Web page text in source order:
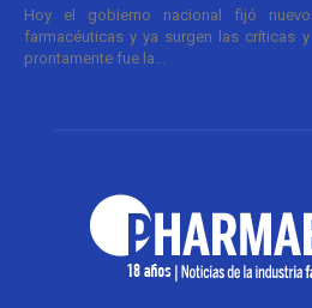
Hoy el gobierno nacional fijó
farmacéuticas y ya surgen las críticas
prontamente fue la...